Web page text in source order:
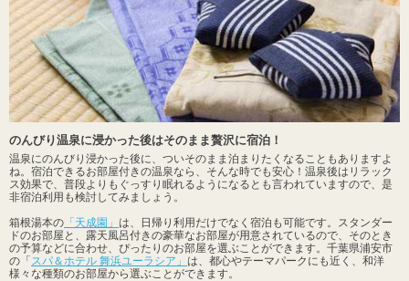
のんびり温泉に浸かった後はそのまま贅沢に宿泊！
温泉にのんびり浸かった後に、ついそのまま泊まりたくなることもありますよ
ね。宿泊できるお部屋付きの温泉なら、そんな時でも安心！温泉後はリラック
ス効果で、普段よりもぐっすり眠れるようになるとも言われていますので、是
非宿泊利用も検討してみましょう。
箱根湯本の 「天成園」 は、日帰り利用だけでなく宿泊も可能です。スタンダー
ドのお部屋と、露天風呂付きの豪華なお部屋が用意されているので、そのとき
の予算などに合わせ、ぴったりのお部屋を選ぶことができます。千葉県浦安市
の「スパ＆ホテル 舞浜ユーラシア」 は、都心やテーマパークにも近く、和洋
様々な種類のお部屋から選ぶことができます。